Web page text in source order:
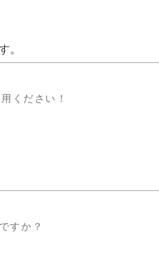
ください！
すか？